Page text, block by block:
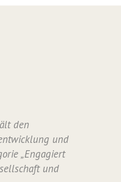
den
und
„Engagiert
und